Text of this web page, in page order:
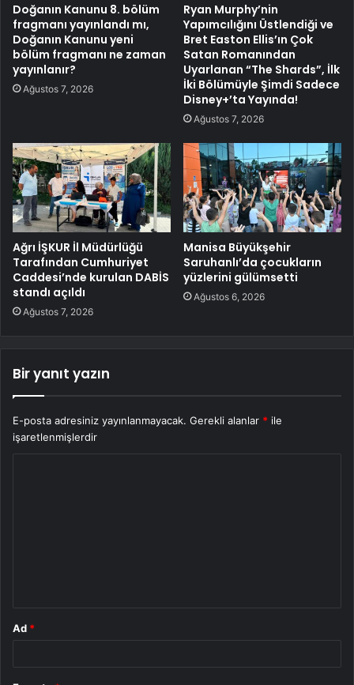
Doğanın Kanunu 8. bölüm
fragmanı yayınlandı mı,
Doğanın Kanunu yeni
bölüm fragmanı ne zaman
yayınlanır?
Ağustos 7, 2026
Ryan Murphy’nin
Yapımcılığını Üstlendiği ve
Bret Easton Ellis’ın Çok
Satan Romanından
Uyarlanan “The Shards”, İlk
İki Bölümüyle Şimdi Sadece
Disney+’ta Yayında!
Ağustos 7, 2026
Ağrı İŞKUR İl Müdürlüğü
Tarafından Cumhuriyet
Caddesi’nde kurulan DABİS
standı açıldı
Ağustos 7, 2026
Manisa Büyükşehir
Saruhanlı’da çocukların
yüzlerini gülümsetti
Ağustos 6, 2026
Bir yanıt yazın
E-posta adresiniz yayınlanmayacak. Gerekli alanlar * ile
işaretlenmişlerdir
Ad *